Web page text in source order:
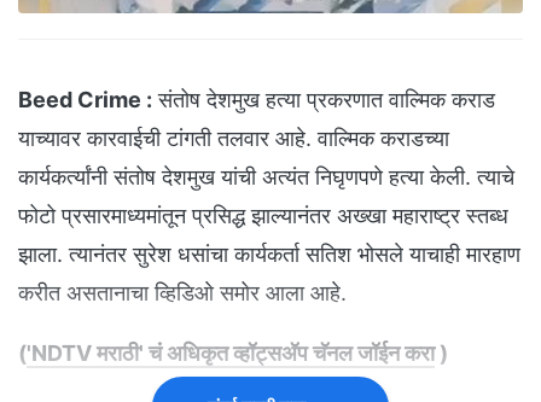
Beed Crime : संतोष देशमुख हत्या प्रकरणात वाल्मिक कराड
याच्यावर कारवाईची टांगती तलवार आहे. वाल्मिक कराडच्या
कार्यकर्त्यांनी संतोष देशमुख यांची अत्यंत निघृणपणे हत्या केली. त्याचे
फोटो प्रसारमाध्यमांतून प्रसिद्ध झाल्यानंतर अख्खा महाराष्ट्र स्तब्ध
झाला. त्यानंतर सुरेश धसांचा कार्यकर्ता सतिश भोसले याचाही मारहाण
करीत असतानाचा व्हिडिओ समोर आला आहे.
('NDTV मराठी' चं अधिकृत व्हॉट्सअ‍ॅप चॅनल जॉईन करा)